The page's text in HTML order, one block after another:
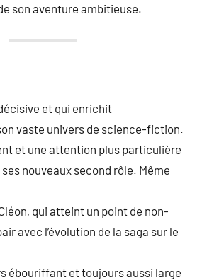
son aventure ambitieuse.
et qui enrichit
vaste univers de science-fiction.
et une attention plus particulière
nouveaux second rôle. Même
qui atteint un point de non-
avec l’évolution de la saga sur le
ébouriffant et toujours aussi large